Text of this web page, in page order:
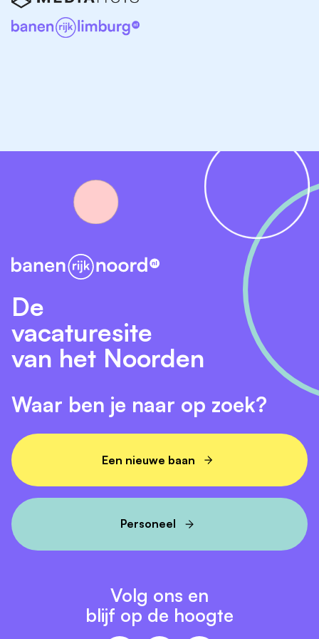
vacatures in Drenthe. Twijfel je welk type rol het beste
bij jou past? Geen zorgen, er is veel keuze en er zijn
Commercieel medewerker vacatures Drenthe
Business development vacatures Drenthe
Sales support vacatures Drenthe
Klantenservice vacatures Drenthe
De
vacaturesite
van het Noorden
Waar ben je naar op zoek?
Een nieuwe baan
Personeel
Volg ons en
blijf op de hoogte